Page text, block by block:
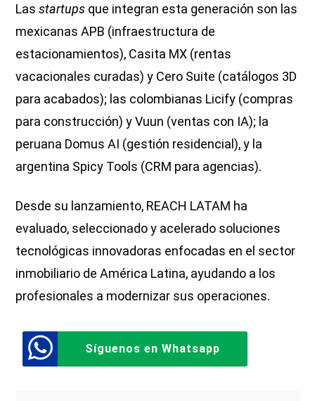
Lasstartups que integran esta generación son las
mexicanas APB (infraestructura de
estacionamientos), Casita MX (rentas
vacacionales curadas) y Cero Suite (catálogos 3D
para acabados); las colombianas Licify (compras
para construcción) y Vuun (ventas con IA); la
peruana Domus AI (gestión residencial), y la
argentina Spicy Tools (CRM para agencias).
Desde su lanzamiento, REACH LATAM ha
evaluado, seleccionado y acelerado soluciones
tecnológicas innovadoras enfocadas en el sector
inmobiliario de América Latina, ayudando a los
profesionales a modernizar sus operaciones.
Síguenos en Whatsapp